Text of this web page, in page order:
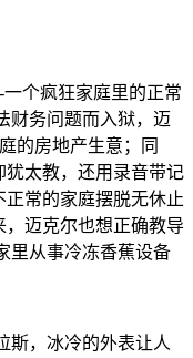
一个疯狂家庭里的正常
财务问题而入狱，迈
的房地产生意；同
犹太教，还用录音带记
常的家庭摆脱无休止
迈克尔也想正确教导
里从事冷冻香蕉设备
斯，冰冷的外表让人